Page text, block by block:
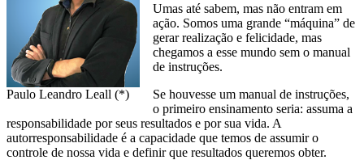
Paulo Leandro Leall (*)
Umas até sabem, mas não entram em
ação. Somos uma grande “máquina” de
gerar realização e felicidade, mas
chegamos a esse mundo sem o manual
de instruções.
Se houvesse um manual de instruções,
o primeiro ensinamento seria: assuma a
responsabilidade por seus resultados e por sua vida. A
autorresponsabilidade é a capacidade que temos de assumir o
controle de nossa vida e definir que resultados queremos obter.